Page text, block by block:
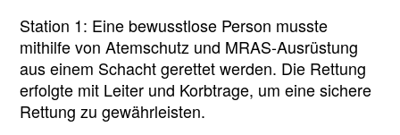
Station 1: Eine bewusstlose Person musste
mithilfe von Atemschutz und MRAS-Ausrüstung
aus einem Schacht gerettet werden. Die Rettung
erfolgte mit Leiter und Korbtrage, um eine sichere
Rettung zu gewährleisten.